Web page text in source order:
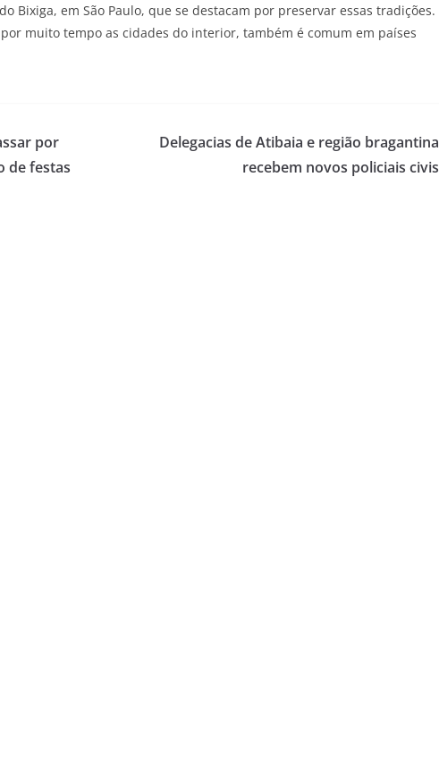
Bixiga, em São Paulo, que se destacam por preservar essas tradições.
muito tempo as cidades do interior, também é comum em países
por
de festas
Delegacias de Atibaia e região bragantina
recebem novos policiais civis